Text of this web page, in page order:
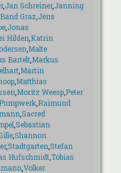
,Jan Schreiner,Janning
Graz Jens
, Jonas
Hilden Katrin
Malte
Bartelt, Markus
, Martin
, Matthias
Moritz Weesp, Peter
Pumpwerk, Raimund
Sacred
Sebastian
,Shannon
,Stadtgarten Stefan
Hufschmidt,Tobias
Volker